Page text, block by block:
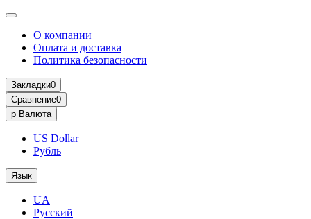
О компании
Оплата и доставка
Политика безопасности
Закладки0
Сравнение0
р Валюта
US Dollar
Рубль
Язык
UA
Русский